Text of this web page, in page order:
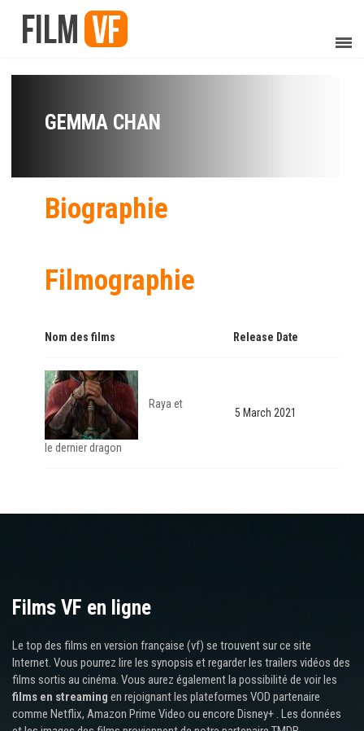
GEMMA CHAN
Biographie
Filmographie
Nom des films Release Date
Raya et
le dernier dragon
5 March 2021
Films VF en ligne
Le top des films en version française (vf) se trouvent sur ce site
Internet. Vous pourrez lire les synopsis et regarder les trailers vidéos des
films sortis au cinéma. Vous aurez également la possibilité de voir les
films en streaming en rejoignant les plateformes VOD partenaire
comme Netflix, Amazon Prime Video ou encore Disney+ . Les données